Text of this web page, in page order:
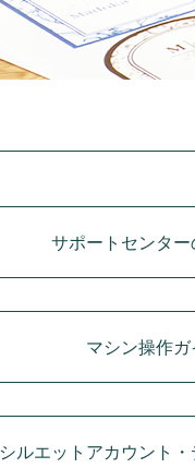
サポートセンタ
マシン操作ガ
シルエットアカウント